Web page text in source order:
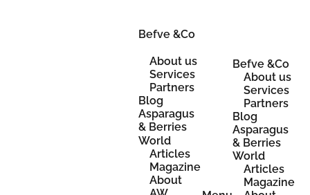
Befve &Co
About us
Services
Partners
Blog
Asparagus
& Berries
World
Articles
Magazine
About
Befve &Co
About us
Services
Partners
Blog
Asparagus
& Berries
World
Articles
Magazine